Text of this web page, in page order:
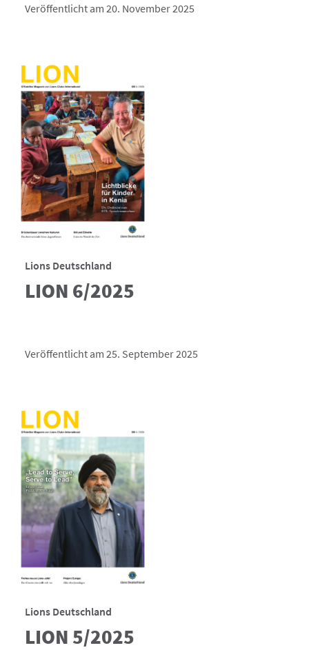
Veröffentlicht am 20. November 2025
Lions Deutschland
LION 6/2025
Veröffentlicht am 25. September 2025
Lions Deutschland
LION 5/2025